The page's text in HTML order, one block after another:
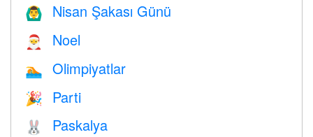
🙆‍♂️ Nisan Şakası Günü
🎅 Noel
🏊 Olimpiyatlar
🎉 Parti
🐰 Paskalya